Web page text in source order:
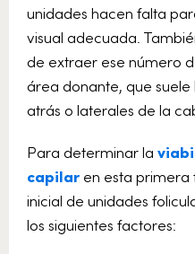
unidades hacen falta
visual adecuada.
de extraer ese número
área donante, que
atrás o laterales de la
Para determinar la
capilar en esta primera
inicial de unidades
los siguientes factores: